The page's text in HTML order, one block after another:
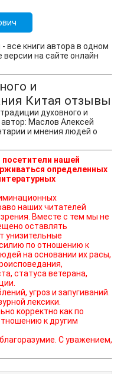
все книги автора в одном
на сайте онлайн
и
Китая отзывы
духовного и
Маслов Алексей
и мнения людей о
нашей
определенных
Вместе с тем мы не
оставлять
унизительные
по отношению к
на основании их расы,
статуса ветерана,
угроз и запугиваний.
лексики.
корректно как по
к другим
С уважением,